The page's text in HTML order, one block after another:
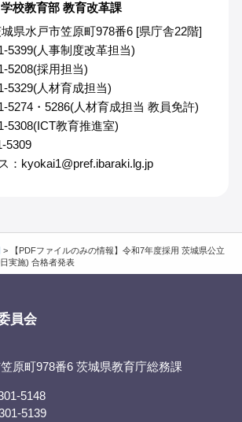
校教育部 教育改革課
県水戸市笠原町978番6 [県庁舎22階]
5399(人事制度改革担当)
5208(採用担当)
5329(人材育成担当)
5274・5286(人材育成担当 教員免許)
5308(ICT教育推進室)
5309
：kyokai1@pref.ibaraki.lg.jp
>
【PDFファイルのみの情報】令和7年度採用 茨城県公立
実施) 合格者発表
員会
原町978番6 茨城県教育庁総務課
5148
5139